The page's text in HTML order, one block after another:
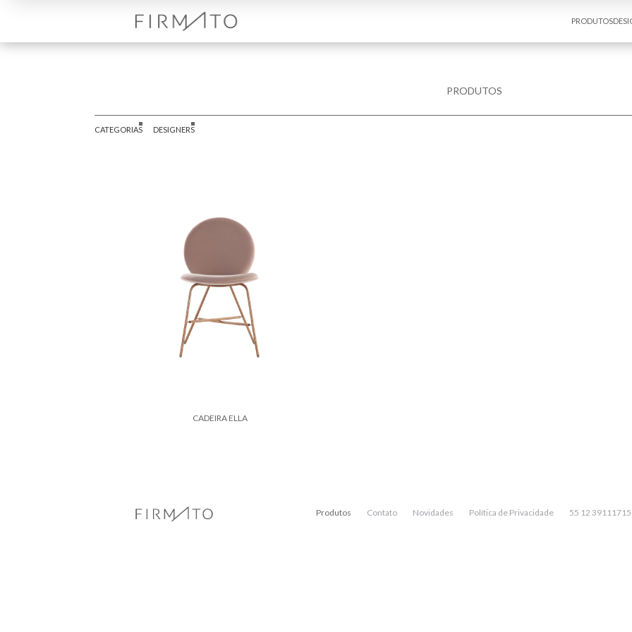
PRODUTOS
PRODUTOS
CATEGORIAS DESIGNERS
CADEIRA ELLA
Produtos Contato Novidades Política de Privacidade 55 12 39111715